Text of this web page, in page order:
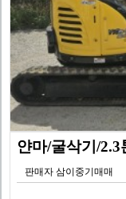
얀마/굴삭기/
판매자 삼이중기매매